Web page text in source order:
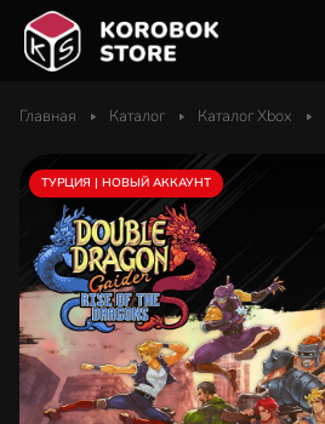
Главная Каталог Каталог Xbox
ТУРЦИЯ | НОВЫЙ АККАУНТ